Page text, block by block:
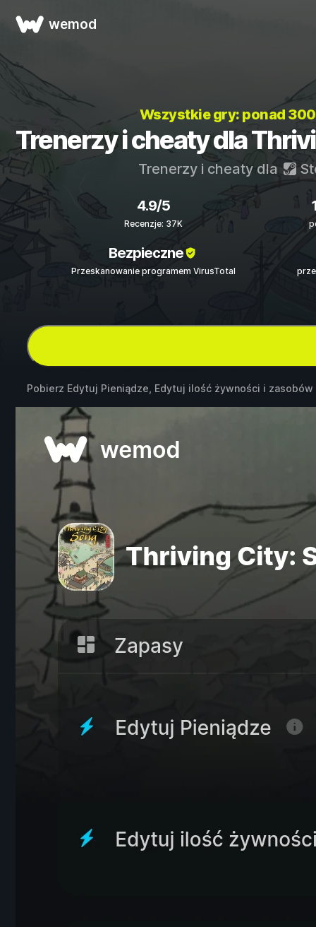
wemod
Wszystkie gry: ponad
Trenerzy i cheaty dla
Trenerzy i cheaty dla
4.9/5
Recenzje: 37K
Bezpieczne
Przeskanowanie programem VirusTotal
Pobierz Edytuj Pieniądze, Edytuj ilość żywności i